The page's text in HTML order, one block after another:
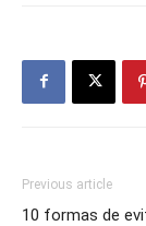
Previous article
10 formas de